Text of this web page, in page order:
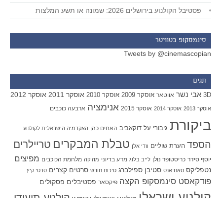
פסטיבל הקולנוע בירושלים 2026: שמונה או תשע המלצות
סינמסקופ בטוויטר
Tweets by @cinemascopian
תגים
3D אבי נשר אווטאר אוסקר 2009 אוסקר 2010 אוסקר 2011 אוסקר 2012
אוסקר 2013 אוסקר 2014 אוסקר 2015 אנימציה ארבעה כוכבים
ביקורת גיבורי על דוקאביב האחים כהן האקדמיה הישראלית לקולנוע
הספד הערת שוליים וודי אלן טבלת המבקרים טריילרים
יוסף סידר כריסטופר נולן לייב בלוג מדע בדיוני מוזיקה מלחמת הכוכבים מפיצים
נטפליקס סאנדאנס סטיבן ספילברג סיכום חודש סרטים קצרים סרטי קיץ
פודקאסט סינמסקופ הקצה פיקסאר פסטיבלים פסקולים